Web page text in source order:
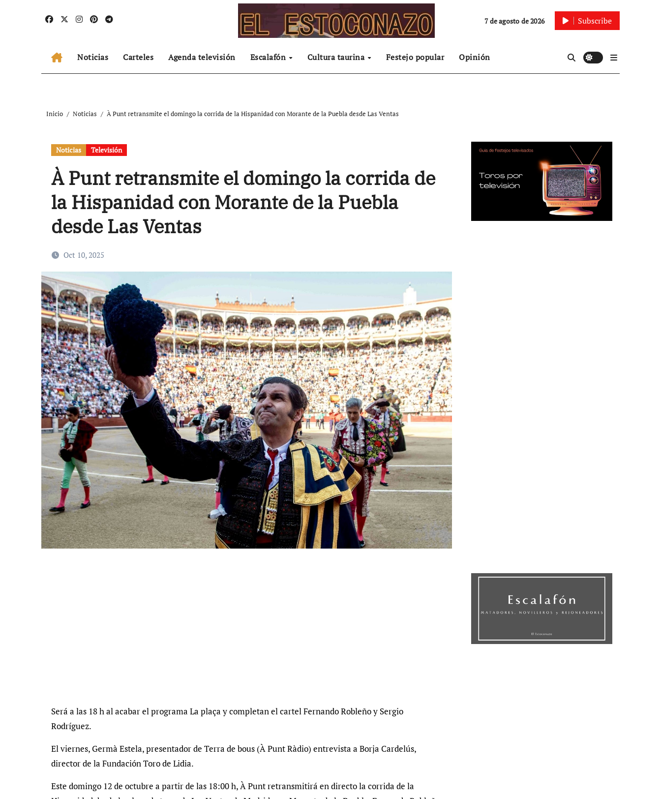
7 de agosto de 2026 Subscribe
Noticias Carteles Agenda televisión Escalafón Cultura taurina Festejo popular Opinión
Inicio Noticias À Punt retransmite el domingo la corrida de la Hispanidad con Morante de la Puebla desde Las Ventas
Noticias Televisión
À Punt retransmite el domingo la corrida de
la Hispanidad con Morante de la Puebla
desde Las Ventas
Oct 10, 2025
Será a las 18 h al acabar el programa La plaça y completan el cartel Fernando Robleño y Sergio
Rodríguez.
El viernes, Germà Estela, presentador de Terra de bous (À Punt Ràdio) entrevista a Borja Cardelús,
director de la Fundación Toro de Lidia.
Este domingo 12 de octubre a partir de las 18:00 h, À Punt retransmitirá en directo la corrida de la